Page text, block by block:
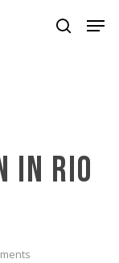
search
in Rio